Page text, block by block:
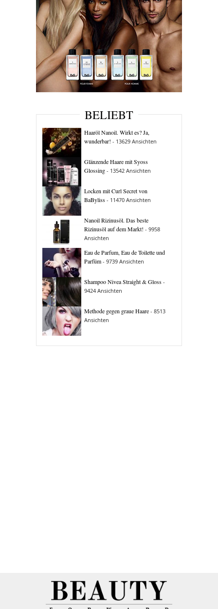
BELIEBT
Haaröl Nanoil. Wirkt es? Ja,
wunderbar! - 13629 Ansichten
Glänzende Haare mit Syoss
Glossing - 13542 Ansichten
Locken mit Curl Secret von
BaByliss - 11470 Ansichten
Nanoil Rizinusöl. Das beste
Rizinusöl auf dem Markt! - 9958
Ansichten
Eau de Parfum, Eau de Toilette und
Parfüm - 9739 Ansichten
Shampoo Nivea Straight & Gloss -
9424 Ansichten
Methode gegen graue Haare - 8513
Ansichten